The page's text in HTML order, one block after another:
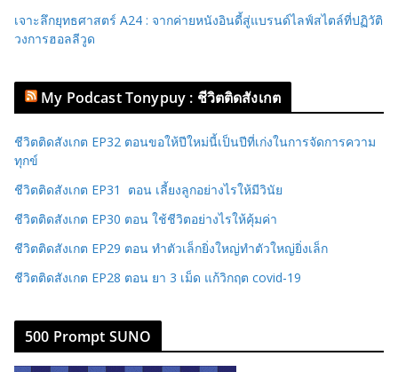
เจาะลึกยุทธศาสตร์ A24 : จากค่ายหนังอินดี้สู่แบรนด์ไลฟ์สไตล์ที่ปฏิวัติ
วงการฮอลลีวูด
My Podcast Tonypuy : ชีวิตติดสังเกต
ชีวิตติดสังเกต EP32 ตอนขอให้ปีใหม่นี้เป็นปีที่เก่งในการจัดการความ
ทุกข์
ชีวิตติดสังเกต EP31 ตอน เลี้ยงลูกอย่างไรให้มีวินัย
ชีวิตติดสังเกต EP30 ตอน ใช้ชีวิตอย่างไรให้คุ้มค่า
ชีวิตติดสังเกต EP29 ตอน ทำตัวเล็กยิ่งใหญ่ทำตัวใหญ่ยิ่งเล็ก
ชีวิตติดสังเกต EP28 ตอน ยา 3 เม็ด แก้วิกฤต covid-19
500 Prompt SUNO